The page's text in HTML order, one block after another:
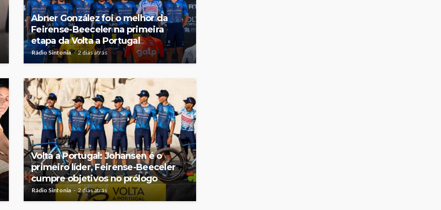
Abner González foi o melhor da
Feirense-Beeceler na primeira
etapa da Volta a Portugal
Rádio Sintonia 2 dias atrás
Volta a Portugal: Johansen é o
primeiro líder, Feirense-Beeceler
cumpre objetivos no prólogo
Rádio Sintonia 2 dias atrás